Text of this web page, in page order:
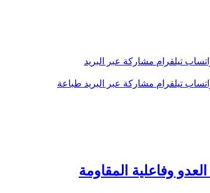
تيلقرام مشاركة عبر البريد
تيلقرام مشاركة عبر البريد طباعة
وفاعلية المقاومة